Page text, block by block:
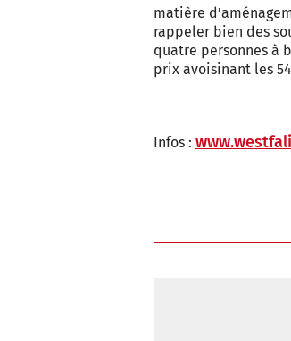
matière
rappeler bien des
quatre personnes à
prix avoisinant les
Infos :